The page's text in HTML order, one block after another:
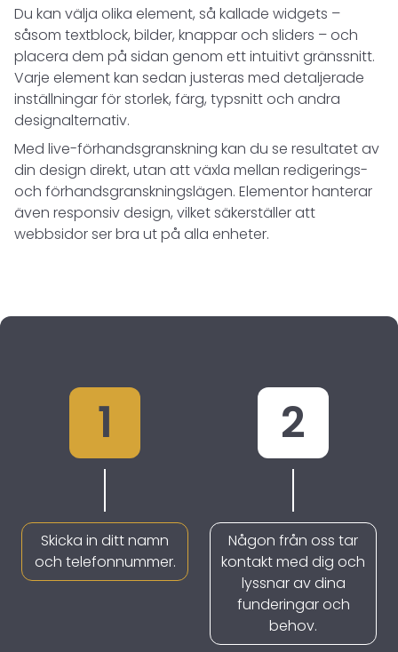
Du kan välja olika element, så kallade widgets –
såsom textblock, bilder, knappar och sliders – och
placera dem på sidan genom ett intuitivt gränssnitt.
Varje element kan sedan justeras med detaljerade
inställningar för storlek, färg, typsnitt och andra
designalternativ.
Med live-förhandsgranskning kan du se resultatet av
din design direkt, utan att växla mellan redigerings-
och förhandsgranskningslägen. Elementor hanterar
även responsiv design, vilket säkerställer att
webbsidor ser bra ut på alla enheter.
1
Skicka in ditt namn
och telefonnummer.
2
Någon från oss tar
kontakt med dig och
lyssnar av dina
funderingar och
behov.